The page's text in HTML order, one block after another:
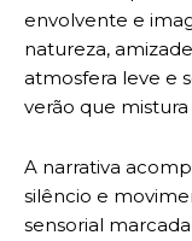
envolvente e
natureza,
atmosfera leve e
verão que
A narrativa
silêncio e
sensorial